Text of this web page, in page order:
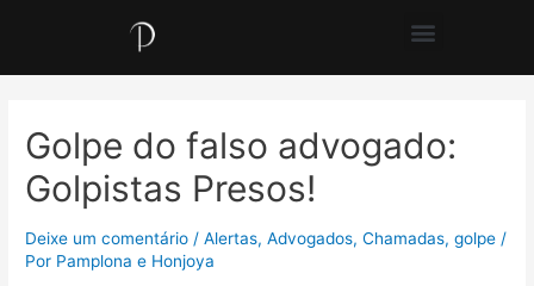
Golpe do falso advogado:
Golpistas Presos!
Deixe um comentário /Alertas,Advogados,Chamadas,golpe /
Por Pamplona e Honjoya